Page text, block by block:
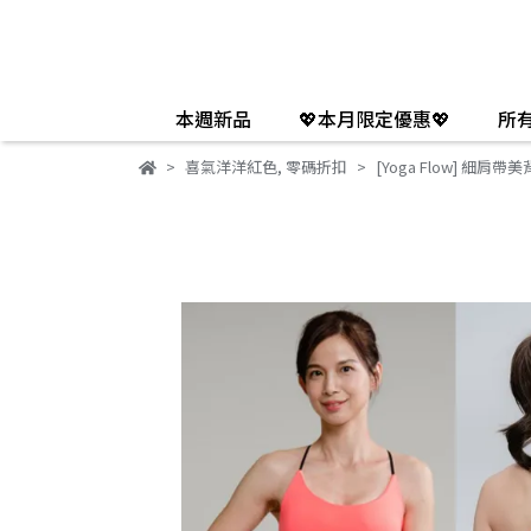
本週新品 💖本月限定優惠💖 所
喜氣洋洋紅色, 零碼折扣 [Yoga Flow] 細肩帶美